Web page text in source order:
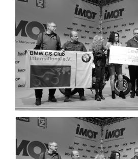
auf
Motorradfahrer
Merchandise
Aktionen
Info/Presse
Unterfahrschutz
Unterfahrschutz
Unterfahrschutz